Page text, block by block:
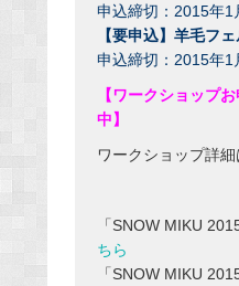
申込締切：2015年
【要申込】羊毛フ
申込締切：2015年
【ワークショップ
中】
ワークショップ詳細
「SNOW MIKU
ちら
「SNOW MIKU